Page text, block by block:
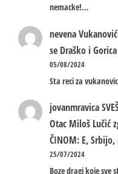
nemacke!…
nevena
se Draško i Gorica
05/08/2024
Sta reci za
jovanmravica
Otac Miloš Lučić
ČINOM: E,
25/07/2024
Boze dragi koje sve